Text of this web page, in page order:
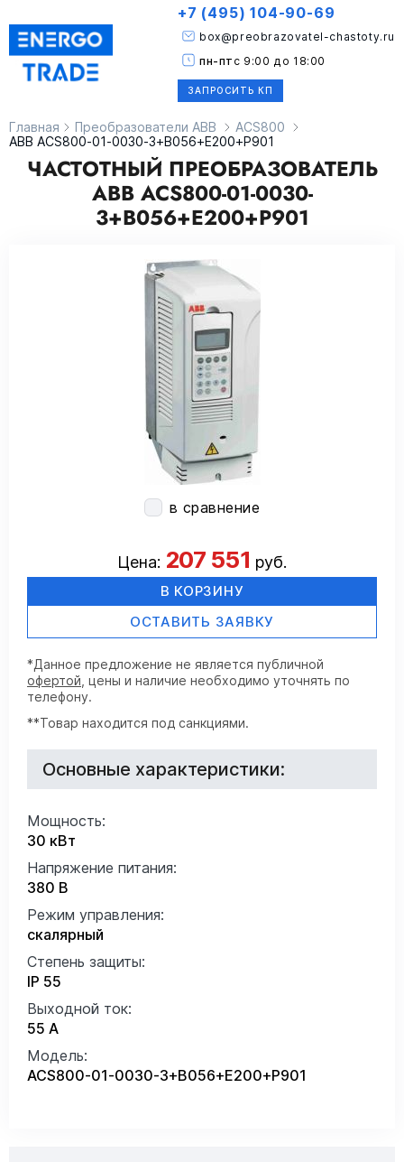
ЗАПРОСИТЬ КП
box@preobrazovatel-chastoty.ru
+7 (495) 104-90-69
пн-пт с 9:00 до 18:00
Главная Преобразователи ABB
ACS800
ABB ACS800-01-0030-3+B056+E200+P901
ЧАСТОТНЫЙ ПРЕОБРАЗОВАТЕЛЬ
ABB ACS800-01-0030-
3+B056+E200+P901
в сравнение
Цена: 207 551 руб.
В КОРЗИНУ
ОСТАВИТЬ ЗАЯВКУ
*Данное предложение не является публичной
офертой , цены и наличие необходимо уточнять по
телефону.
**Товар находится под санкциями.
Основные характеристики:
Мощность:
30 кВт
Напряжение питания:
380 В
Режим управления:
скалярный
Степень защиты:
IP 55
Выходной ток:
55 А
Модель:
ACS800-01-0030-3+B056+E200+P901